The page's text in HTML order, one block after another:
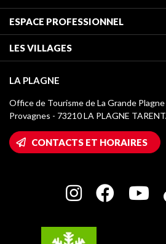
ESPACE PROFESSIONNEL
Classement des meublés
Taxe de séjour
Médiathèque
Logos La Plagne
Accès Wifi
Maison des Propriétaires
Charte des Acteurs Engagés
LES VILLAGES
Montchavin - Les Coches
Champagny-en-Vanoise
Plagne 1800
Plagne Villages
LA PLAGNE
Office de Tourisme de La Grande
Provagnes - 73210 LA PLAGNE
CONTACTS ET HORAIRES